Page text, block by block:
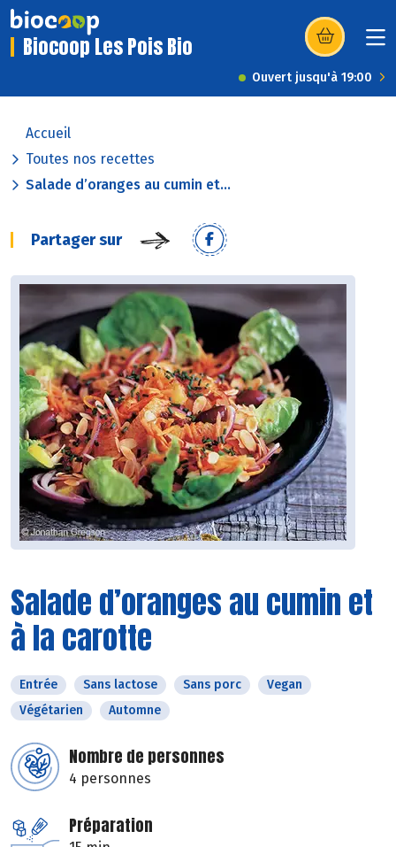
Biocoop Les Pois Bio (s’ouvre dans
Ouvert jusqu'à 19:00
Accueil
Toutes nos recettes
Salade d’oranges au cumin et...
Partager sur
Salade d’oranges au cumin et
à la carotte
Entrée Sans lactose Sans porc
Vegan
Végétarien
Automne
Nombre de personnes
4 personnes
Préparation